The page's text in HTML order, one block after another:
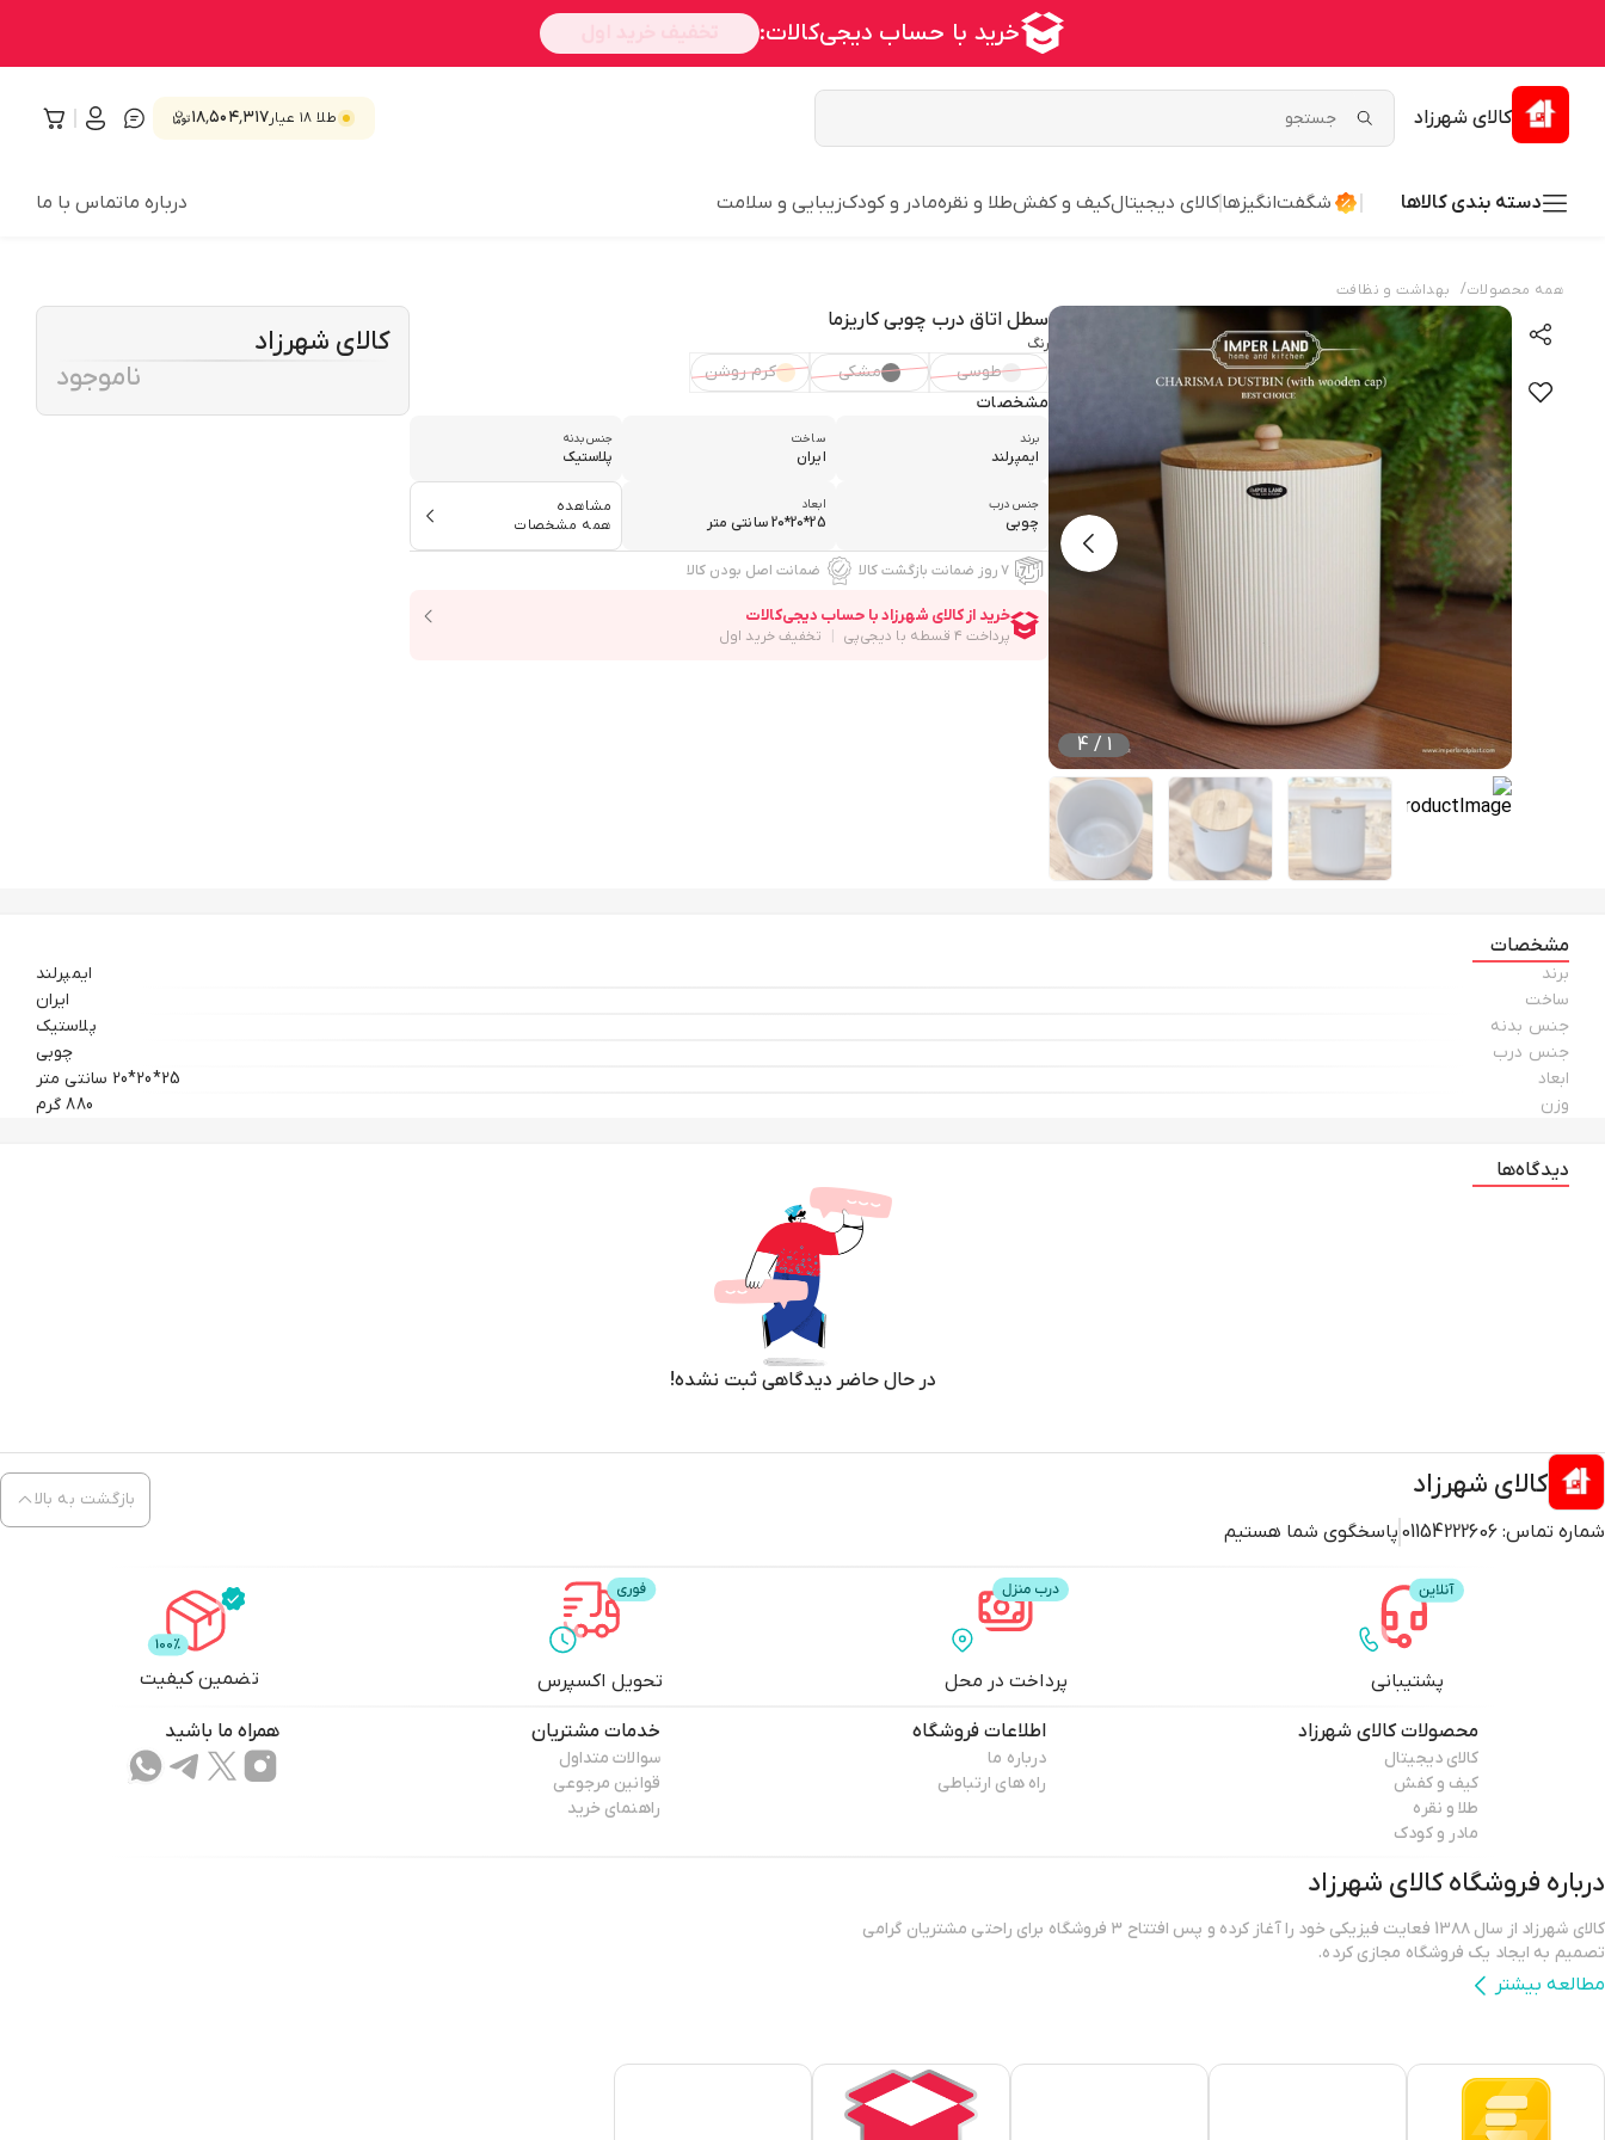
کالای شهرزاد طلا ۱۸ عیار ۱۸٬۵۰۴٬۳۱۷
دسته بندی کالاها شگفت‌انگیزهاکالای دیجیتالکیف و کفشطلا و نقرهمادر و کودکزیبایی و سلامت درباره ماتماس با ما
همه محصولات/ بهداشت و نظافت
1
/
4
سطل اتاق درب چوبی کاریزما
رنگ
طوسی مشکی
کرم روشن
مشخصات
برند
ایمپرلند
ساخت
ایران
جنس بدنه
پلاستیک
جنس درب
چوبی
ابعاد
25*20*20 سانتی متر
مشاهده
همه مشخصات
۷ روز ضمانت بازگشت کالا ضمانت اصل بودن کالا
کالای شهرزاد
ناموجود
مشخصات
برند
ایمپرلند
ساخت
ایران
جنس بدنه
پلاستیک
جنس درب
چوبی
ابعاد
25*20*20 سانتی متر
وزن
880 گرم
دیدگاه‌ها
در حال حاضر دیدگاهی ثبت نشده!
کالای شهرزاد
شماره تماس: 01154222606 پاسخگوی شما هستیم
بازگشت به بالا
پشتیبانی پرداخت در محل تحویل اکسپرس تضمین کیفیت
محصولاتکالای شهرزاد
کالای دیجیتال
کیف و کفش
طلا و نقره
مادر و کودک
اطلاعات فروشگاه
درباره ما
راه های ارتباطی
خدمات مشتریان
سوالات متداول
قوانین مرجوعی
راهنمای خرید
همراه ما باشید
درباره فروشگاهکالای شهرزاد
کالای شهرزاد از سال 13۸۸ فعایت فیزیکی خود را آغاز کرده و پس افتتاح ۳ فروشگاه برای راحتی مشتریان گرامی
تصمیم به ایجاد یک فروشگاه مجازی کرده.
است که بتواند کالاهایی متنوع، باکیفیت و دارای قیمت مناسب را در مدت زمان ی کوتاه به دست مشتریان خود
برساند و ضمانت بازگشت کالا هم داشته باشد؛ ویژگی‌هایی که فروشگاه اینترنتی کالای شهرزاد بر روی آن‌ها کار
کرده و توانسته از این طریق مشتریان ثابت خود را در پلتفرم های دیگر داشته باشد.
مطالعه بیشتر